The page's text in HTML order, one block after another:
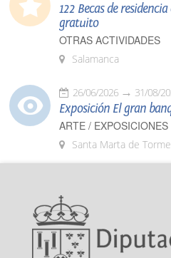
122 Becas de
gratuito
OTRAS ACTIVIDADES
Salamanca
26/06/2026 31/08/
Exposición El gran
ARTE / EXPOSICIONES
Santa Marta de